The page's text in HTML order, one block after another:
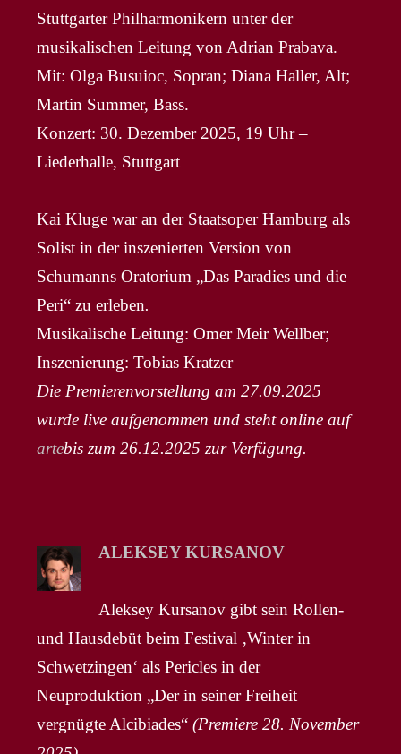
Stuttgarter Philharmonikern unter der
musikalischen Leitung von Adrian Prabava.
Mit: Olga Busuioc, Sopran; Diana Haller, Alt;
Martin Summer, Bass.
Konzert: 30. Dezember 2025, 19 Uhr –
Liederhalle, Stuttgart
Kai Kluge war an der Staatsoper Hamburg als
Solist in der inszenierten Version von
Schumanns Oratorium „Das Paradies und die
Peri“ zu erleben.
Musikalische Leitung: Omer Meir Wellber;
Inszenierung: Tobias Kratzer
Die Premierenvorstellung am 27.09.2025
wurde live aufgenommen und steht online auf
artebis zum 26.12.2025 zur Verfügung.
ALEKSEY KURSANOV
Aleksey Kursanov gibt sein Rollen-
und Hausdebüt beim Festival ‚Winter in
Schwetzingen‘ als Pericles in der
Neuproduktion „Der in seiner Freiheit
vergnügte Alcibiades“(Premiere 28. November